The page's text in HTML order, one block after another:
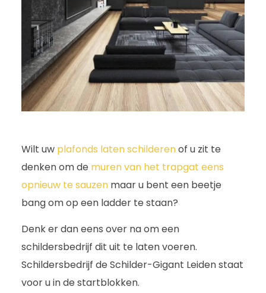
Wilt uw plafonds laten schilderenof u zit te
denken om de muren van het trapgat eens
opnieuw te sauzen maar u bent een beetje
bang om op een ladder te staan?
Denk er dan eens over na om een
schildersbedrijf dit uit te laten voeren.
Schildersbedrijf de Schilder-Gigant Leiden staat
voor u in de startblokken.